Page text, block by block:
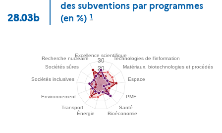
28.03b
des subventions par programmes
(en %) 1